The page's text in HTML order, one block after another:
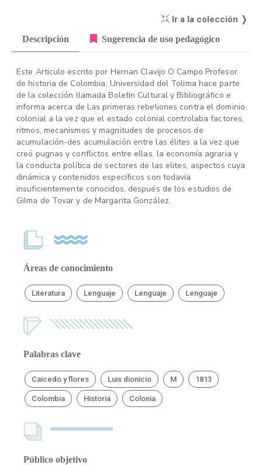
Ir a la colección ❭
Descripción Sugerencia de uso pedagógico
Este Articulo escrito por Hernan Clavijo O Campo Profesor
de historia de Colombia, Universidad del Tolima hace parte
de la colección llamada Boletín Cultural y Bibliográfico e
informa acerca de Las primeras rebeliones contra el dominio
colonial a la vez que el estado colonial controlaba factores,
ritmos, mecanismos y magnitudes de procesos de
acumulación-des acumulación entre las élites a la vez que
creó pugnas y conflictos entre ellas. la economía agraria y
la conducta política de sectores de las elites, aspectos cuya
dinámica y contenidos específicos son todavía
insuficientemente conocidos, después de los estudios de
Gilma de Tovar y de Margarita González.
Áreas de conocimiento
Literatura Lenguaje Lenguaje Lenguaje
Palabras clave
Caicedo y flores Luis dionicio M 1813
Colombia Historia Colonia
Público objetivo